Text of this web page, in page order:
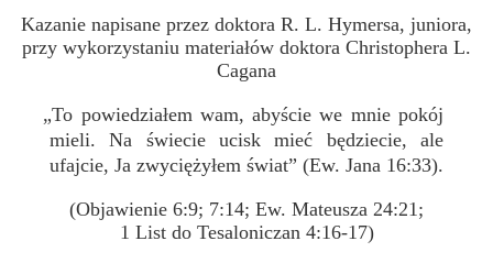
Kazanie napisane przez doktora R. L. Hymersa, juniora,
przy wykorzystaniu materiałów doktora Christophera L.
Cagana
„To powiedziałem wam, abyście we mnie pokój
mieli. Na świecie ucisk mieć będziecie, ale
ufajcie, Ja zwyciężyłem świat” (Ew. Jana 16:33).
(Objawienie 6:9; 7:14; Ew. Mateusza 24:21;
1 List do Tesaloniczan 4:16-17)